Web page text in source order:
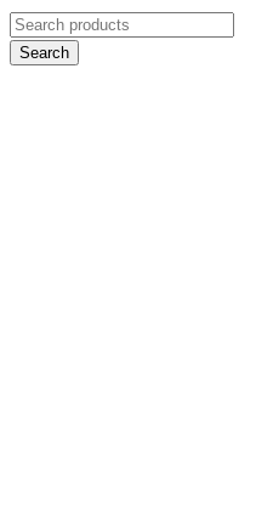
Search